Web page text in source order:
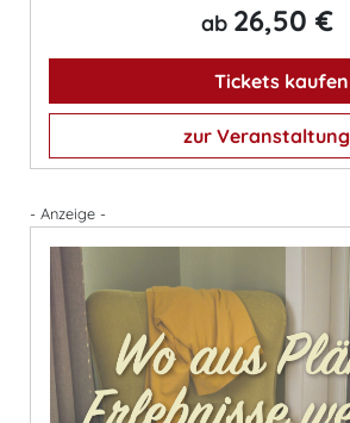
ab 26,50 €
Tickets kaufen
zur Veranstaltung
- Anzeige -